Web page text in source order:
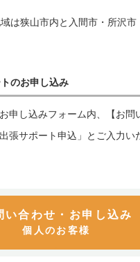
は狭山市内と入間市・所沢
のお申し込み
申し込みフォーム内、【お問
張サポート申込」とご入力い
い合わせ・お申し込み
個人のお客様